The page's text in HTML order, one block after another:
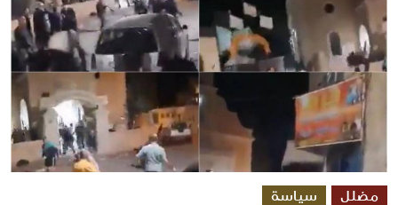
مضلل سياسة